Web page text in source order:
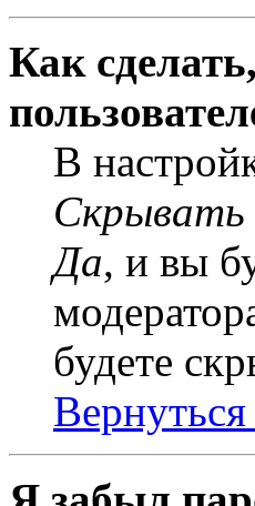
Как
В
Скрывать
Да, и вы
будете